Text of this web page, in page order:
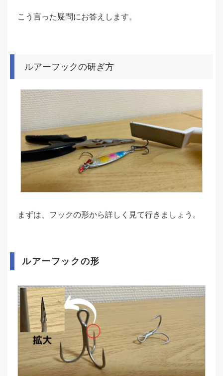
こう言った疑問にお答えします。
ルアーフックの研ぎ方
まずは、フックの形から詳しく見て行きましょう。
ルアーフックの形